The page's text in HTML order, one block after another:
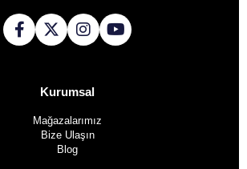
Kurumsal
Mağazalarımız
Bize Ulaşın
Blog